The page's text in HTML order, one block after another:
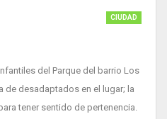
CIUDAD
del Parque del barrio Los
de desadaptados en el lugar; la
tener sentido de pertenencia.